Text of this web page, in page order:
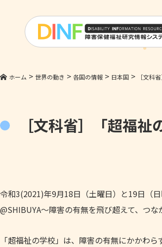
ホーム > 世界の動き > 各国の情報 > 日本国 > ［文科
［文科省］「超福
令和3(2021)年9月18日（土曜日）と19日（
@SHIBUYA～障害の有無を飛び超えて、つ
「超福祉の学校」は、障害の有無にかかわ